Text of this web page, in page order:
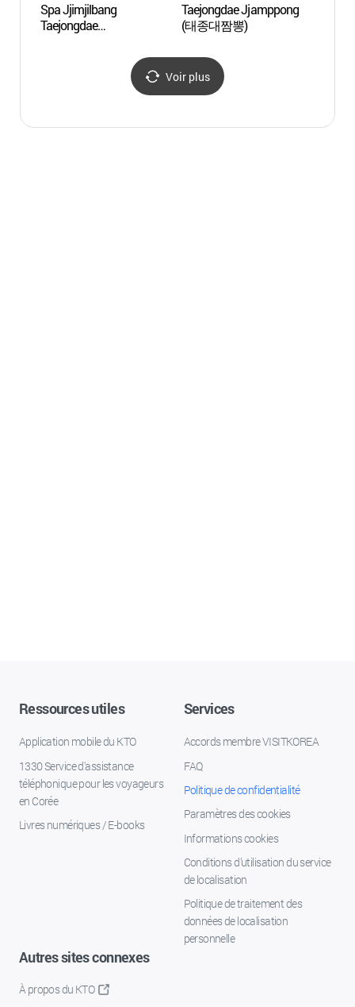
Spa Jjimjilbang
Taejongdae
Taejongdae Jjamppong
(태종대짬뽕)
Voir plus
Ressources utiles
Application mobile du KTO
1330 Service d'assistance
téléphonique pour les voyageurs
en Corée
Livres numériques / E-books
Services
Accords membre VISITKOREA
FAQ
Politique de confidentialité
Paramètres des cookies
Informations cookies
Conditions d’utilisation du service
de localisation
Politique de traitement des
données de localisation
personnelle
Autres sites connexes
À propos du KTO